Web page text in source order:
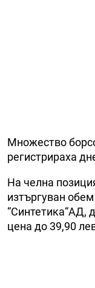
Множество
регистрираха
На челна
изтъргуван
“Синтетика“АД,
цена до 39,90